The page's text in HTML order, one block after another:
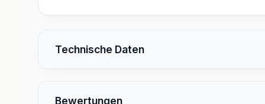
Technische Daten
Bewertungen